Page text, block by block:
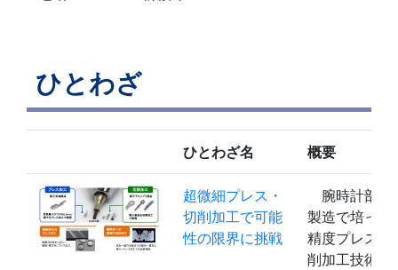
ひとわざ
ひとわざ名 概要
超微細プレス・
切削加工で可能
性の限界に挑戦
腕時計部品
製造で培った
精度プレス・
削加工技術で